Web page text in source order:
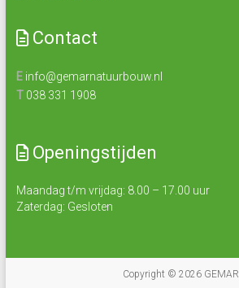
Contact
E info@gemarnatuurbouw.nl
T 038 331 1908
Openingstijden
Maandag t/m vrijdag: 8.00 – 17.00 uur
Zaterdag: Gesloten
Copyright © 2026 GEMAR